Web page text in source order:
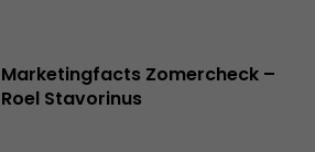
Marketingfacts Zomercheck –
Roel Stavorinus